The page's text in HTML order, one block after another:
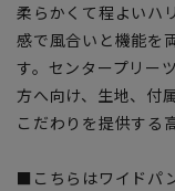
柔らかくて程よいハ
感で風合いと機能を
す。センタープリー
方へ向け、生地、付
こだわりを提供する
■こちらはワイドパ